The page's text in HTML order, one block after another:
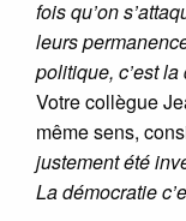
fois qu’on
leurs
politique, c’est
Votre collègue
même sens,
justement été
La démocratie